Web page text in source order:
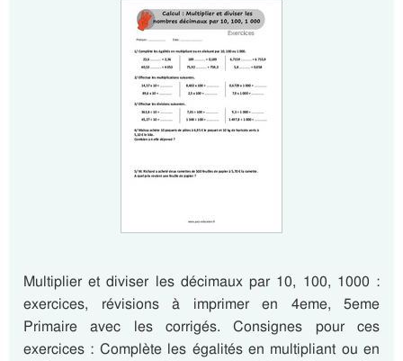
Multiplier et diviser les décimaux par 10, 100, 1000 :
exercices, révisions à imprimer en 4eme, 5eme
Primaire avec les corrigés. Consignes pour ces
exercices : Complète les égalités en multipliant ou en